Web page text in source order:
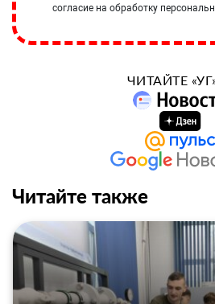
согласие на обработку
ЧИТАЙТЕ
Читайте также